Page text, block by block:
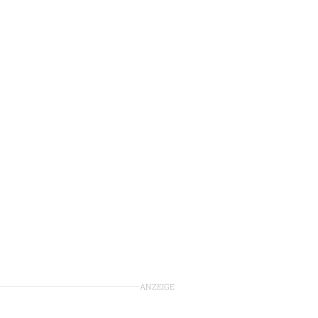
ANZEIGE